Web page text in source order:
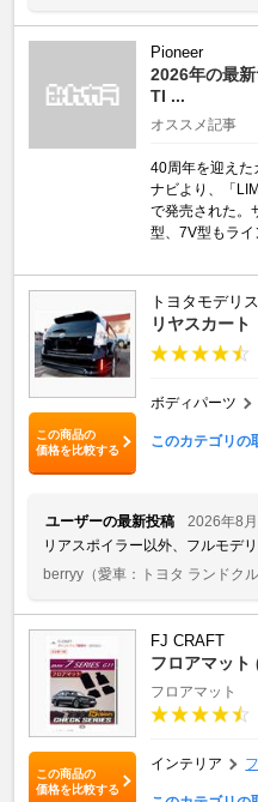
Pioneer
2026年の最
TI ...
オススメ記事
40周年を迎えた
ナビより、「
で発売された。
型、7V型もライ
この商品の
価格を比較する
トヨタモデリ
リヤスカート
ボディパーツ
このカテゴリの
ユーザーの最新投稿
2026年8
リアスポイラー以外、フルモデ
berryy （愛車：トヨタ ランドク
この商品の
価格を比較する
FJ CRAFT
フロアマット
フロアマット
インテリア